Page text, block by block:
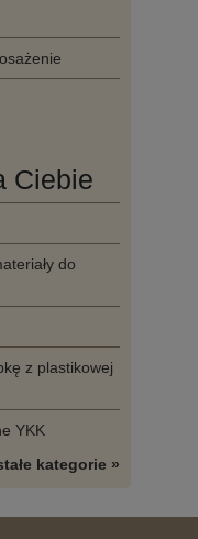
Ciebie
do
z plastikowej
YKK
kategorie »